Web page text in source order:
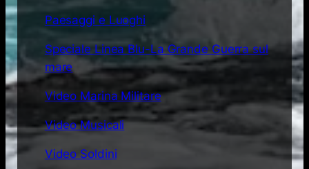
Paesaggi e Luoghi
Speciale Linea Blu-La Grande Guerra sul
mare
Video Marina Militare
Video Musicali
Video Soldini